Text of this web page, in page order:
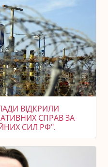
ВІДКРИЛИ
СПРАВ ЗА
СИЛ РФ".